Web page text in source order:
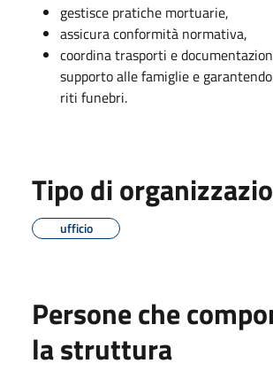
gestisce pratiche mortuarie,
assicura conformità normativa,
coordina trasporti e
supporto alle famiglie e
riti funebri.
Tipo di
ufficio
Persone che
la struttura